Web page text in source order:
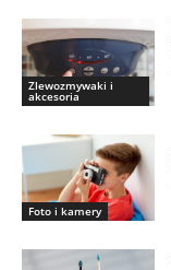
Zlewozmywaki i
akcesoria
Foto i kamery